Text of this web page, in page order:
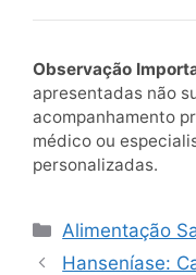
Observação
apresentadas não
acompanhamento
médico ou
personalizadas.
Categorias
Alimentação
Hanseníase: